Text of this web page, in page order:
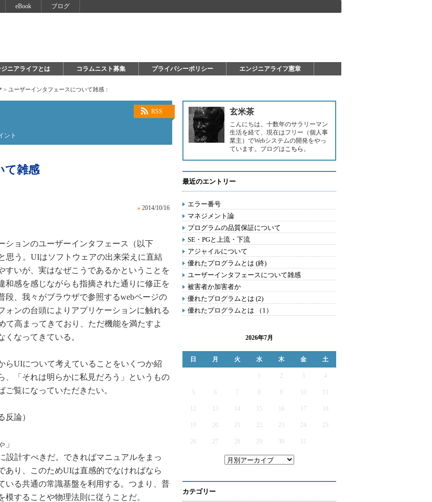
eBook ブログ
ジニアライフとは コラムニスト募集 プライバシーポリシー エンジニアライフ憲章
> ユーザーインタフェースについて雑感：
RSS
ント
て雑感
» 2014/10/16
ョンのユーザーインタフェース（以下
思う。UIはソフトウェアの出来栄えに直結
すいが、実はなぜこうであるかということを
和感を感じながらも指摘された通りに修正を
、我々がブラウザで参照するwebページの
ォンの台頭によりアプリケーションに触れる
高まってきており、ただ機能を満たすよ
くなってきている。
UIについて考えていることをいくつか紹
、「それは明らかに私見だろう」というもの
覧になっていただきたい。
反論）
」
計すべきだ。できればマニュアルをまっ
あり、このためUIは直感的でなければなら
いる共通の常識基盤を利用する。つまり、普
することや物理法則に従うことだ。
玄米茶
こんにちは。十数年のサラリーマン
生活を経て、現在はフリー（個人事
業主）でWebシステムの開発をやっ
ています。ブログはこちら 。
最近のエントリー
エラー番号
マネジメント論
プログラムの品質保証について
SE・PGと上流・下流
アジャイルについて
優れたプログラムとは (終)
ユーザーインタフェースについて雑感
被害者か加害者か
優れたプログラムとは (2)
優れたプログラムとは （1）
2026年7月
日 月 火 水 木 金 土
2 3 4
5 6 7 9
12 13 14 15 16 17
19 20 21 22 23 24 25
26 27 28 29 30 31
カテゴリー